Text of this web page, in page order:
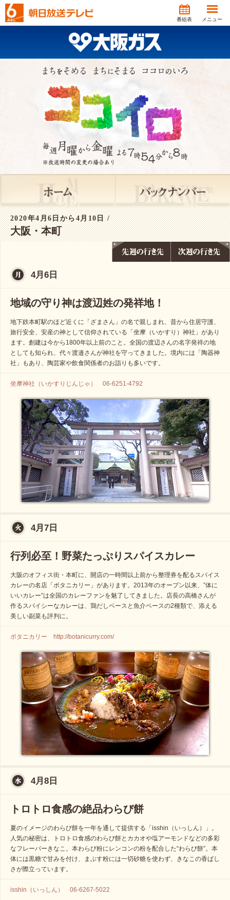
番組表 メニュー
2020年4月6日から4月10日 /
大阪・本町
4月6日
地域の守り神は渡辺姓の発祥地！
地下鉄本町駅のほど近くに「ざまさん」の名で親しまれ、昔から住居守護、
旅行安全、安産の神として信仰されている「坐摩（いかすり）神社」があり
ます。創建は今から1800年以上前のこと。全国の渡辺さんの名字発祥の地
としても知られ、代々渡邉さんが神社を守ってきました。境内には「陶器神
社」もあり、陶芸家や飲食関係者のお詣りも多いです。
坐摩神社（いかすりじんじゃ） 06-6251-4792
4月7日
行列必至！野菜たっぷりスパイスカレー
大阪のオフィス街・本町に、開店の一時間以上前から整理券を配るスパイス
カレーの名店「ボタニカリー」があります。2013年のオープン以来、”体に
いいカレー”は全国のカレーファンを魅了してきました。店長の高橋さんが
作るスパイシーなカレーは、鶏だしベースと魚介ベースの2種類で、添える
美しい副菜も評判に。
ボタニカリー http://botanicurry.com/
4月8日
トロトロ食感の絶品わらび餅
夏のイメージのわらび餅を一年を通して提供する「isshin（いっしん）」。
人気の秘密は、トロトロ食感のわらび餅とカカオや塩アーモンドなどの多彩
なフレーバーきなこ。本わらび粉にレンコンの粉を配合した“わらび餅”。本
体には黒糖で甘みを付け、まぶす粉には一切砂糖を使わず、きなこの香ばし
さが際立っています。
isshin（いっしん） 06-6267-5022